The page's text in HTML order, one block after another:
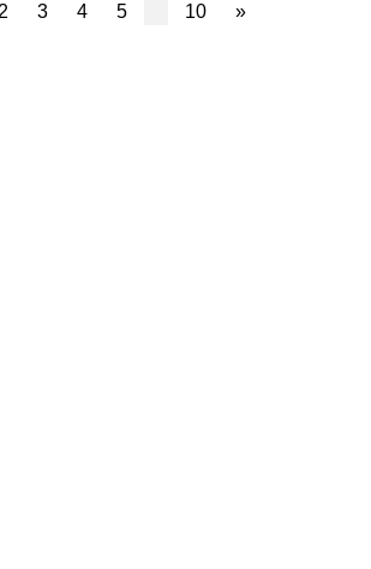
3 4 5 10 »